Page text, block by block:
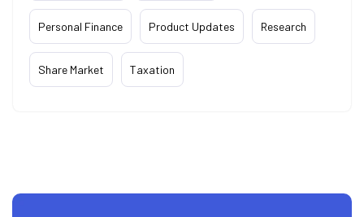
Personal Finance Product Updates Research
Share Market Taxation